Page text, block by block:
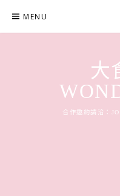
content
MENU
大
合作邀約請洽：